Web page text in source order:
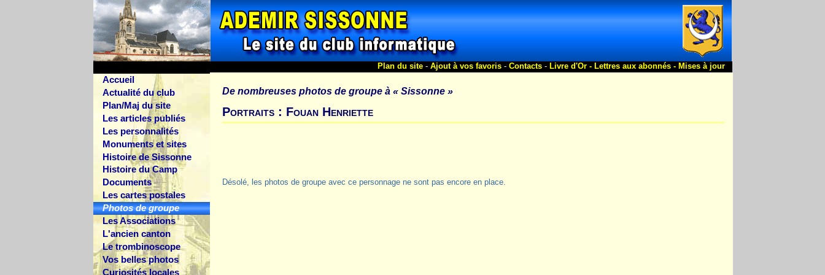
Accueil
Actualité du club
Plan/Maj du site
Les articles publiés
Les personnalités
Monuments et sites
Histoire de Sissonne
Histoire du Camp
Documents
Les cartes postales
Photos de groupe
Les Associations
L'ancien canton
Le trombinoscope
Vos belles photos
Curiosités locales
Plan du site- Ajout à vos favoris- Contacts- Livre d'Or - Lettres aux abonnés - Mises à jour
De nombreuses photos de groupe à « Sissonne »
Portraits : Fouan Henriette
Désolé, les photos de groupe avec ce personnage ne sont pas encore en place.